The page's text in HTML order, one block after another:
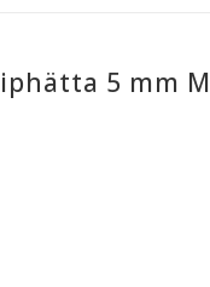
5 mm
favoritlistan